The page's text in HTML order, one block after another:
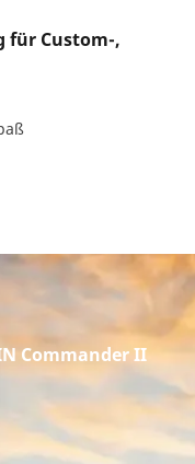
für Custom-,
Commander II